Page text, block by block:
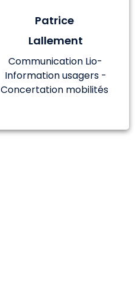
Patrice
Lallement
Communication Lio-
Information usagers -
Concertation mobilités